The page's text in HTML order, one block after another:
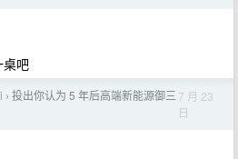
桌吧
› 投出你认为 5 年后高端新能源御三 7 月 23
日